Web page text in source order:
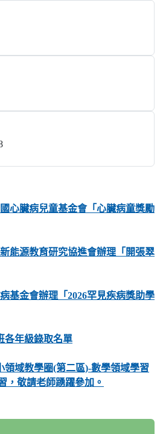
心臟病兒童基金會「心臟病童獎勵
能源教育研究協進會辦理「開張翠
基金會辦理「2026罕見疾病獎助學
各年級錄取名單
領域教學圈(第二區)-數學領域學習
，敬請老師踴躍參加。